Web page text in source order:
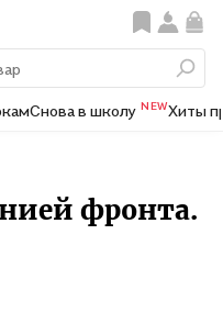
Снова в школу NEWХиты
фронта.